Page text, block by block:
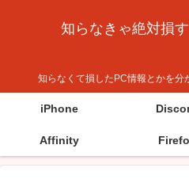
知らなきゃ絶対損
知らなくて損したPC情報とかを分
iPhone
Affinity